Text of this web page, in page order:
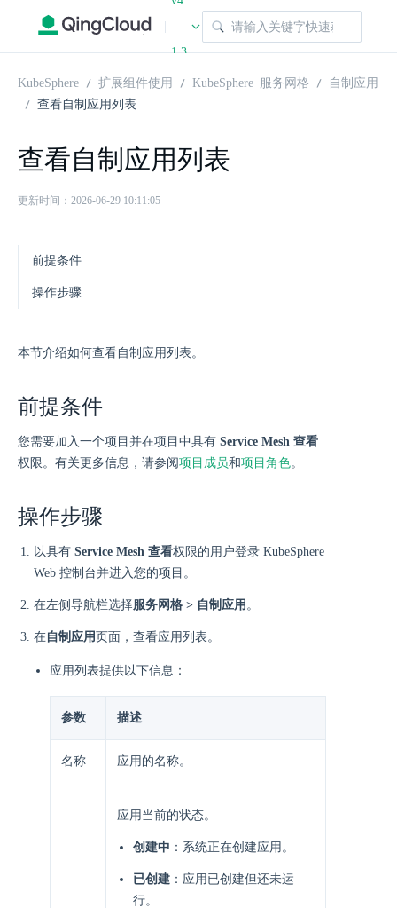
|
1.3
KubeSphere 扩展组件使用 KubeSphere 服务网格
自制应用
查看自制应用列表
查看自制应用列表
更新时间：2026-06-29 10:11:05
前提条件
操作步骤
本节介绍如何查看自制应用列表。
前提条件
您需要加入一个项目并在项目中具有 Service Mesh 查看
权限。有关更多信息，请参阅项目成员和项目角色。
操作步骤
以具有 Service Mesh 查看权限的用户登录 KubeSphere
Web 控制台并进入您的项目。
在左侧导航栏选择服务网格 > 自制应用 。
在自制应用页面，查看应用列表。
应用列表提供以下信息：
参数 描述
名称 应用的名称。
应用当前的状态。
创建中 ：系统正在创建应用。
已创建 ：应用已创建但还未运
行。